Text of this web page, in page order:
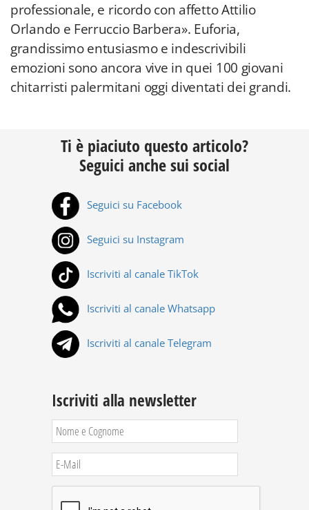
professionale, e ricordo con affetto Attilio
Orlando e Ferruccio Barbera». Euforia,
grandissimo entusiasmo e indescrivibili
emozioni sono ancora vive in quei 100 giovani
chitarristi palermitani oggi diventati dei grandi.
Ti è piaciuto questo articolo?
Seguici anche sui social
Seguici su Facebook
Seguici su Instagram
Iscriviti al canale TikTok
Iscriviti al canale Whatsapp
Iscriviti al canale Telegram
Iscriviti alla newsletter